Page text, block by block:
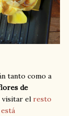
tanto como a
de
visitar el resto